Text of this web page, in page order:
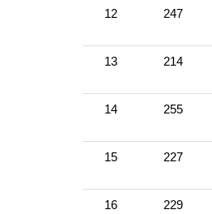
12 247
13 214
14 255
15 227
16 229